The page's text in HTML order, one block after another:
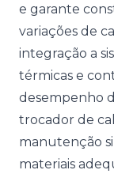
e garante
variações de
integração a
térmicas e
desempenho
trocador de
manutenção
materiais